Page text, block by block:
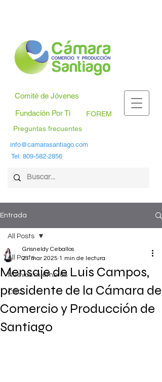
Tel: 809-582-2856
info@camarasantiago.com
FOREM
Comité de Jóvenes
Fundación Por Ti
Preguntas frecuentes
Entrada
All Posts
Nuevos miembros
CRC
All Posts
Mensaje de Luis Campos,
presidente de la Cámara de
Comercio y Producción de
Santiago
Grisneldy Ceballos
21 mar 2025 1 min de lectura